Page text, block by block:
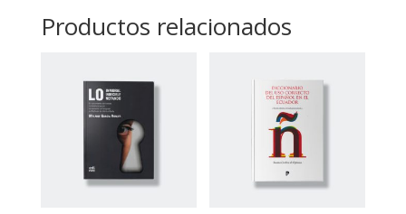
Productos relacionados